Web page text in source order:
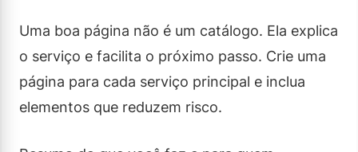
Uma boa página não é um catálogo. Ela explica
o serviço e facilita o próximo passo. Crie uma
página para cada serviço principal e inclua
elementos que reduzem risco.